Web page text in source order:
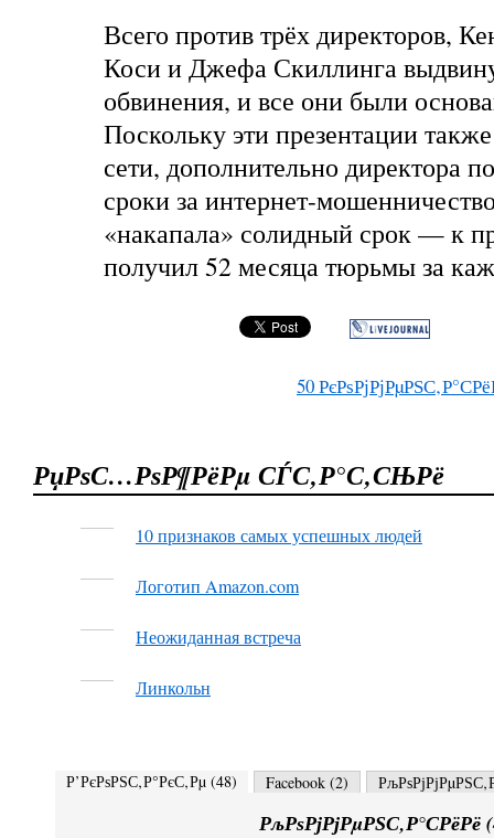
Всего против трёх директоров,
Коси и Джефа Скиллинга
обвинения, и все они были
Поскольку эти презентации
сети, дополнительно директора
сроки за интернет-
«накапала» солидный срок — к
получил 52 месяца тюрьмы за
50
РџРѕС…РѕР¶РёРµ СЃС‚Р°С‚СЊРё
10 признаков самых успешных людей
Логотип Amazon.com
Неожиданная встреча
Линкольн
Р’РєРѕРЅС‚Р°РєС‚Рµ (48) Facebook (2)
РљРѕРјРјРµРЅС‚Р°СРёРё (